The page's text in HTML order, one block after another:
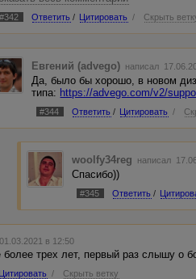
#342 Ответить / Цитировать / Скрыть
Евгений (advego) написал
Да, было бы хорошо, в новом
типа: https://advego.com/v2/
#344 Ответить / Цитировать /
woolfy34reg написал
Спасибо))
#345 Ответить /
в 12:50
трех лет, первый раз слышу о
Цитировать / Скрыть ветку